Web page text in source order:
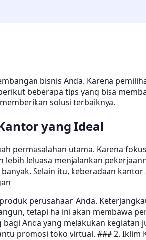
bisnis Anda. Karena
beberapa tips yang bisa
solusi terbaiknya.
yang Ideal
permasalahan utama. Karena
leluasa menjalankan
Selain itu, keberadaan
perusahaan Anda.
tetapi ha ini akan membawa
Anda yang melakukan
promosi toko virtual. ### 2. Iklim